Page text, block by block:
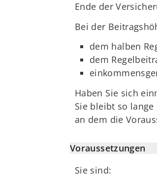
Ende der
Bei der
dem halben
dem
Haben Sie sich
Sie bleibt so
an dem die
Voraussetzungen
Sie sind: